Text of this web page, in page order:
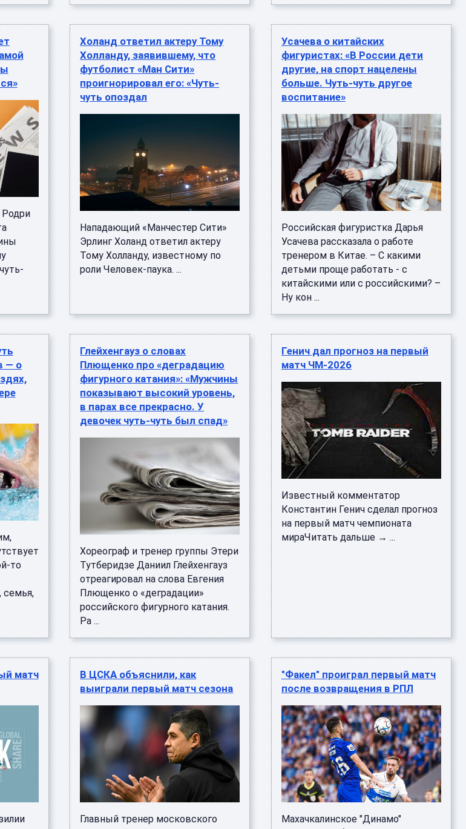
Родри
Холанд ответил актеру Тому
Холланду, заявившему, что
футболист «Ман Сити»
проигнорировал его: «Чуть-
чуть опоздал
Нападающий «Манчестер Сити»
Эрлинг Холанд ответил актеру
Тому Холланду, известному по
роли Человек-паука. ...
Усачева о китайских
фигуристах: «В России дети
другие, на спорт нацелены
больше. Чуть-чуть другое
воспитание»
Российская фигуристка Дарья
Усачева рассказала о работе
тренером в Китае. – С какими
детьми проще работать - с
китайскими или с российскими? –
Ну кон ...
— о
семья,
Глейхенгауз о словах
Плющенко про «деградацию
фигурного катания»: «Мужчины
показывают высокий уровень,
в парах все прекрасно. У
девочек чуть-чуть был спад»
Хореограф и тренер группы Этери
Тутберидзе Даниил Глейхенгауз
отреагировал на слова Евгения
Плющенко о «деградации»
российского фигурного катания.
Ра ...
Генич дал прогноз на первый
матч ЧМ-2026
Известный комментатор
Константин Генич сделал прогноз
на первый матч чемпионата
мираЧитать дальше → ...
матч
В ЦСКА объяснили, как
выиграли первый матч сезона
Главный тренер московского
"Факел" проиграл первый матч
после возвращения в РПЛ
Махачкалинское "Динамо"